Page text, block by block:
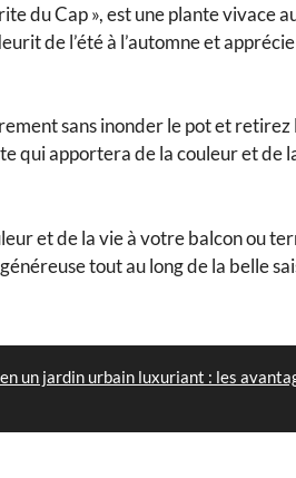
du Cap », est une plante vivace
de l’été à l’automne et
sans inonder le pot et retirez
qui apportera de la couleur et de
et de la vie à votre balcon ou
tout au long de la belle
un jardin urbain luxuriant : les